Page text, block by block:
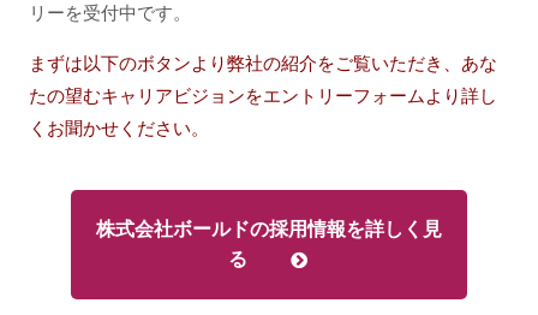
リーを受付中です。
まずは以下のボタンより弊社の紹介をご覧いただき、あな
たの望むキャリアビジョンをエントリーフォームより詳し
くお聞かせください。
株式会社ボールドの採用情報を詳しく見
る